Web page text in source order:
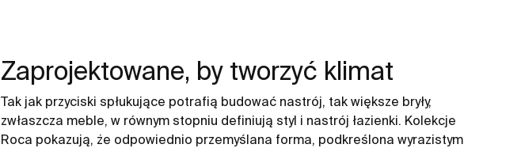
Zaprojektowane, by tworzyć klimat
Tak jak przyciski spłukujące potrafią budować nastrój, tak większe bryły,
zwłaszcza meble, w równym stopniu definiują styl i nastrój łazienki. Kolekcje
Roca pokazują, że odpowiednio przemyślana forma, podkreślona wyrazistym